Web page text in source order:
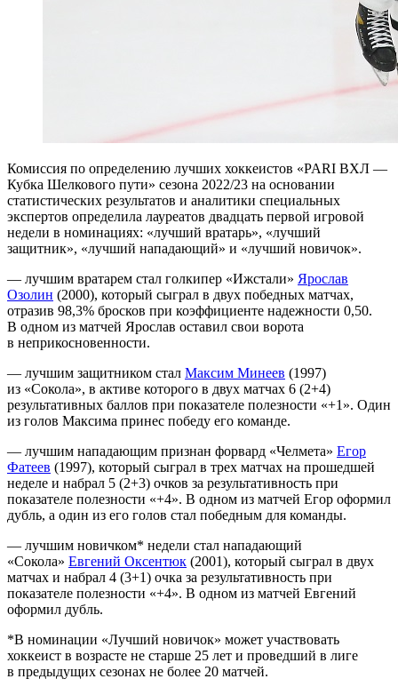
Комиссия по определению лучших хоккеистов «PARI ВХЛ —
Кубка Шелкового пути» сезона 2022/23 на основании
статистических результатов и аналитики специальных
экспертов определила лауреатов двадцать первой игровой
недели в номинациях: «лучший вратарь», «лучший
защитник», «лучший нападающий» и «лучший новичок».
— лучшим вратарем стал голкипер «Ижстали» Ярослав
Озолин (2000), который сыграл в двух победных матчах,
отразив 98,3% бросков при коэффициенте надежности 0,50.
В одном из матчей Ярослав оставил свои ворота
в неприкосновенности.
— лучшим защитником стал Максим Минеев (1997)
из «Сокола», в активе которого в двух матчах 6 (2+4)
результативных баллов при показателе полезности «+1». Один
из голов Максима принес победу его команде.
— лучшим нападающим признан форвард «Челмета» Егор
Фатеев (1997), который сыграл в трех матчах на прошедшей
неделе и набрал 5 (2+3) очков за результативность при
показателе полезности «+4». В одном из матчей Егор оформил
дубль, а один из его голов стал победным для команды.
— лучшим новичком* недели стал нападающий
«Сокола» Евгений Оксентюк (2001), который сыграл в двух
матчах и набрал 4 (3+1) очка за результативность при
показателе полезности «+4». В одном из матчей Евгений
оформил дубль.
*В номинации «Лучший новичок» может участвовать
хоккеист в возрасте не старше 25 лет и проведший в лиге
в предыдущих сезонах не более 20 матчей.​